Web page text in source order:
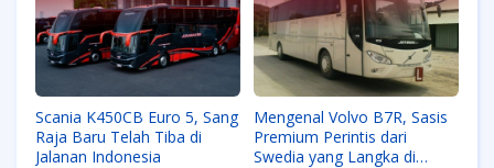
Scania K450CB Euro 5, Sang
Raja Baru Telah Tiba di
Jalanan Indonesia
Mengenal Volvo B7R, Sasis
Premium Perintis dari
Swedia yang Langka di